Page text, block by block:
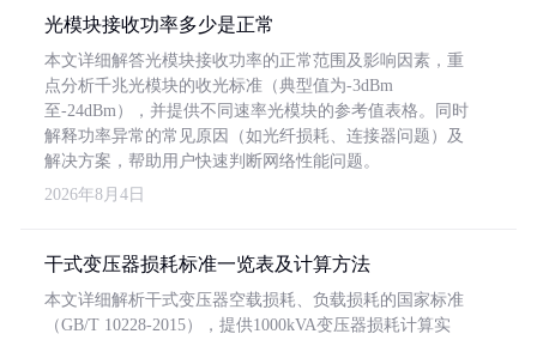
光模块接收功率多少是正常
本文详细解答光模块接收功率的正常范围及影响因素，重
点分析千兆光模块的收光标准（典型值为-3dBm
至-24dBm），并提供不同速率光模块的参考值表格。同时
解释功率异常的常见原因（如光纤损耗、连接器问题）及
解决方案，帮助用户快速判断网络性能问题。
2026年8月4日
干式变压器损耗标准一览表及计算方法
本文详细解析干式变压器空载损耗、负载损耗的国家标准
（GB/T 10228-2015），提供1000kVA变压器损耗计算实